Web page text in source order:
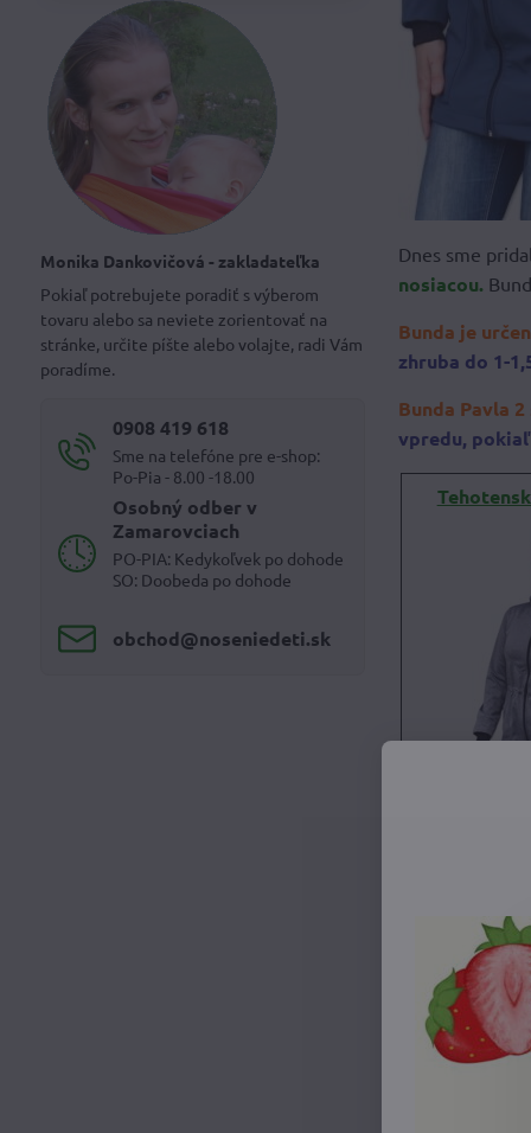
Dnes sme
nosiacou.
Bunda je
zhruba do 1-
Bunda Pavla
vpredu,
Monika Dankovičová - zakladateľka
Pokiaľ potrebujete poradiť s výberom
tovaru alebo sa neviete zorientovať na
stránke, určite píšte alebo volajte, radi Vám
poradíme.
0908 419 618
Sme na telefóne pre e-shop:
Po-Pia - 8.00 -18.00
Osobný odber v
Zamarovciach
PO-PIA: Kedykoľvek po dohode
SO: Doobeda po dohode
obchod​@noseniedeti​.sk